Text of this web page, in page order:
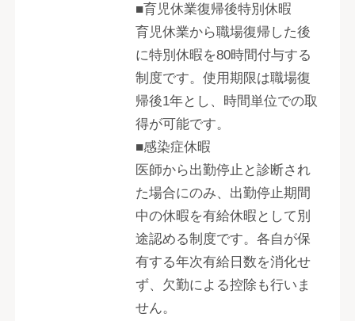
■育児休業復帰後特別休暇
育児休業から職場復帰した後
に特別休暇を80時間付与する
制度です。使用期限は職場復
帰後1年とし、時間単位での取
得が可能です。
■感染症休暇
医師から出勤停止と診断され
た場合にのみ、出勤停止期間
中の休暇を有給休暇として別
途認める制度です。各自が保
有する年次有給日数を消化せ
ず、欠勤による控除も行いま
せん。